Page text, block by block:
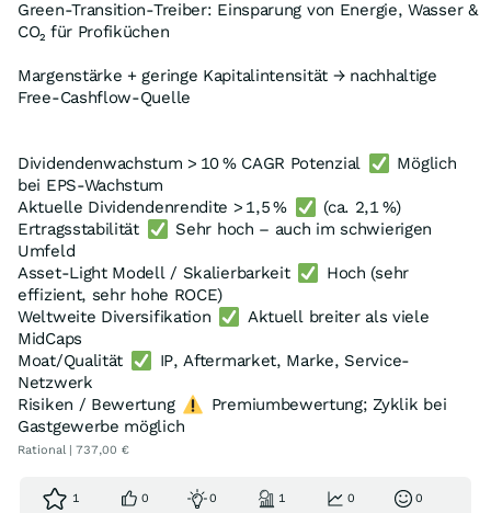
Green-Transition-Treiber: Einsparung von Energie, Wasser &
CO₂ für Profiküchen
Margenstärke + geringe Kapitalintensität → nachhaltige
Free-Cashflow-Quelle
Dividendenwachstum > 10 % CAGR Potenzial
Möglich
bei EPS-Wachstum
Aktuelle Dividendenrendite > 1,5 %
(ca. 2,1 %)
Ertragsstabilität
Sehr hoch – auch im schwierigen
Umfeld
Asset-Light Modell / Skalierbarkeit
Hoch (sehr
effizient, sehr hohe ROCE)
Weltweite Diversifikation
Aktuell breiter als viele
MidCaps
Moat/Qualität
IP, Aftermarket, Marke, Service-
Netzwerk
Risiken / Bewertung
Premiumbewertung; Zyklik bei
Gastgewerbe möglich
Rational | 737,00 €
1 0 0 1 0 0